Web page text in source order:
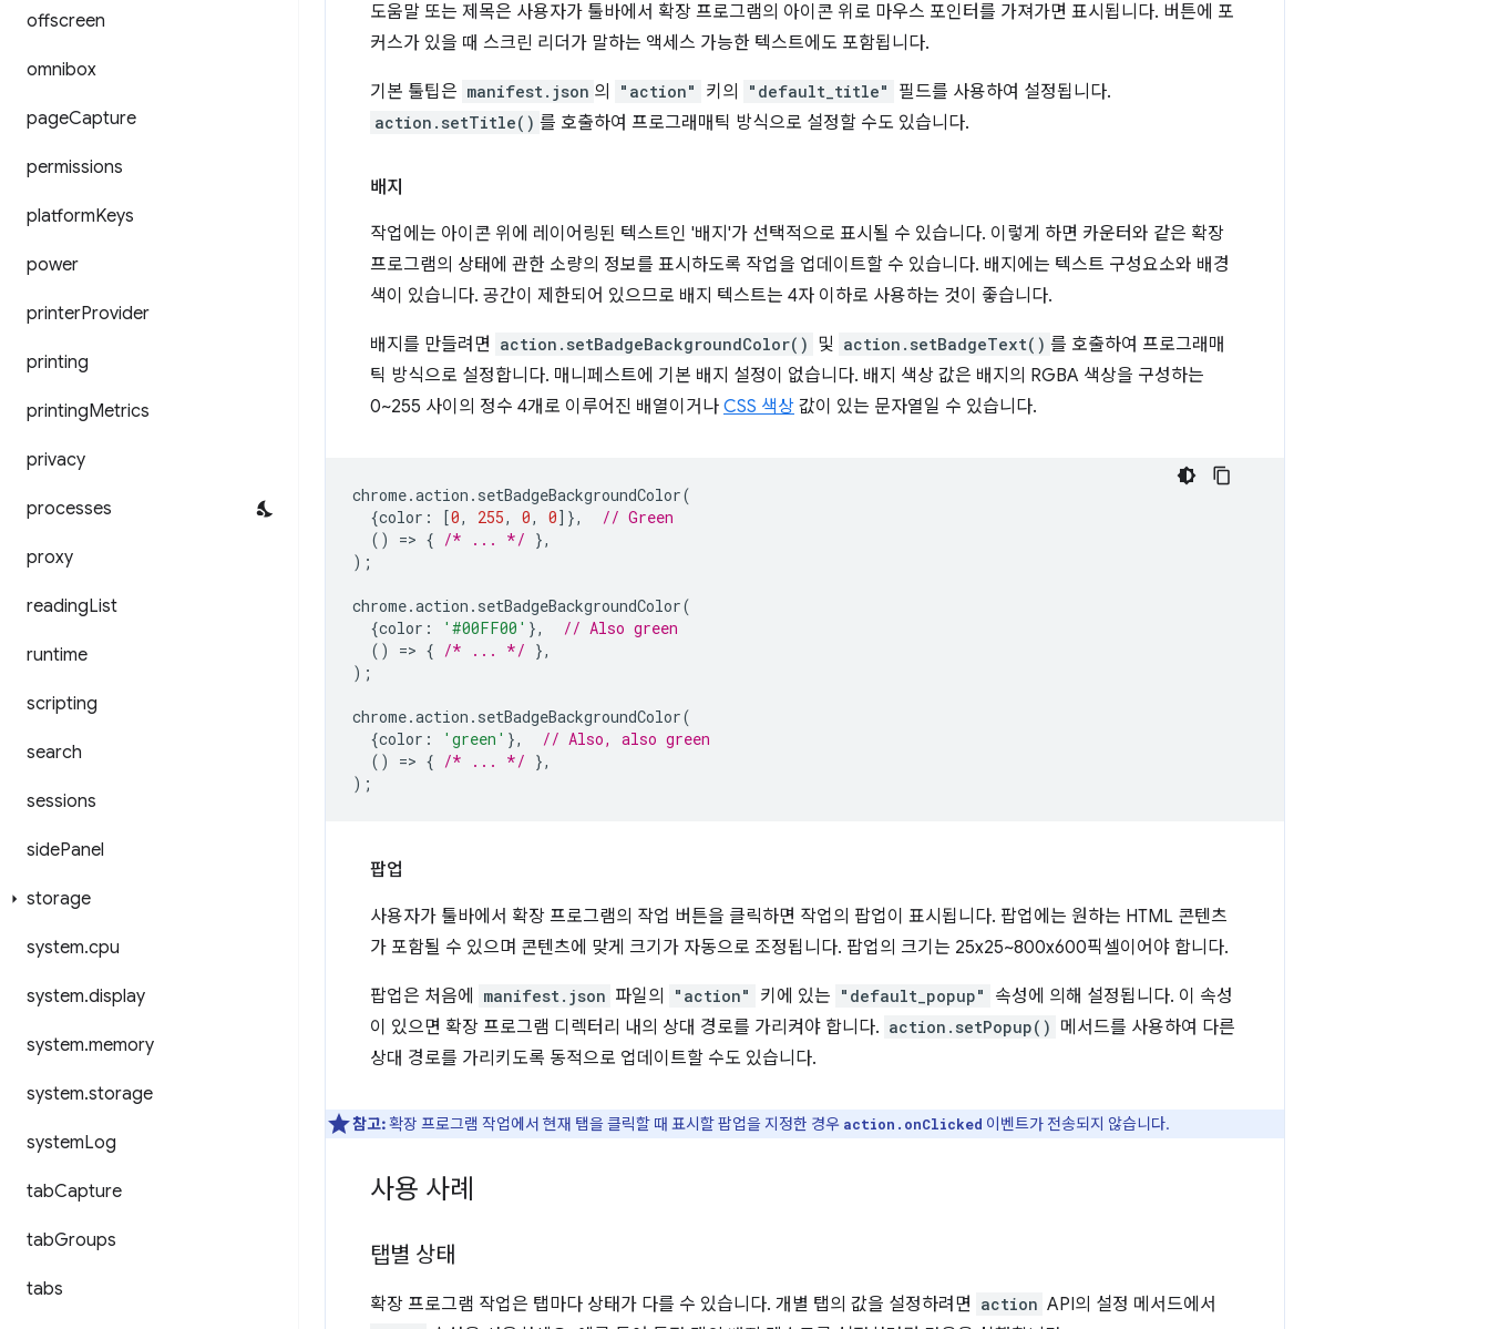
offscreen
omnibox
pageCapture
permissions
platformKeys
power
printerProvider
printing
printingMetrics
privacy
processes
proxy
readingList
runtime
scripting
search
sessions
sidePanel
storage
system.cpu
system.display
system.memory
system.storage
systemLog
tabCapture
tabGroups
tabs
도움말 또는 제목은 사용자가 툴바에서 확장 프로그램의 아이콘 위로 마우스 포인터를 가져가면 표시됩니다. 버튼에 포
커스가 있을 때 스크린 리더가 말하는 액세스 가능한 텍스트에도 포함됩니다.
기본 툴팁은 manifest.json 의 "action" 키의 "default_title" 필드를 사용하여 설정됩니다.
action.setTitle() 를 호출하여 프로그래매틱 방식으로 설정할 수도 있습니다.
배지
작업에는 아이콘 위에 레이어링된 텍스트인 '배지'가 선택적으로 표시될 수 있습니다. 이렇게 하면 카운터와 같은 확장
프로그램의 상태에 관한 소량의 정보를 표시하도록 작업을 업데이트할 수 있습니다. 배지에는 텍스트 구성요소와 배경
색이 있습니다. 공간이 제한되어 있으므로 배지 텍스트는 4자 이하로 사용하는 것이 좋습니다.
배지를 만들려면 action.setBadgeBackgroundColor() 및 action.setBadgeText() 를 호출하여 프로그래매
틱 방식으로 설정합니다. 매니페스트에 기본 배지 설정이 없습니다. 배지 색상 값은 배지의 RGBA 색상을 구성하는
0~255 사이의 정수 4개로 이루어진 배열이거나 CSS 색상 값이 있는 문자열일 수 있습니다.
chrome.action . setBadgeBackgroundColor(
{color : [0, 255, 0, 0]},
// Green
()
=> { /* ... */ },
);
chrome.action . setBadgeBackgroundColor(
{color : '#00FF00' },
// Also green
()
=> { /* ... */ },
);
chrome.action . setBadgeBackgroundColor(
{color : 'green' },
// Also, also green
()
=> { /* ... */ },
);
팝업
사용자가 툴바에서 확장 프로그램의 작업 버튼을 클릭하면 작업의 팝업이 표시됩니다. 팝업에는 원하는 HTML 콘텐츠
가 포함될 수 있으며 콘텐츠에 맞게 크기가 자동으로 조정됩니다. 팝업의 크기는 25x25~800x600픽셀이어야 합니다.
팝업은 처음에 manifest.json 파일의 "action" 키에 있는 "default_popup"
속성에 의해 설정됩니다. 이 속성
이 있으면 확장 프로그램 디렉터리 내의 상대 경로를 가리켜야 합니다. action.setPopup() 메서드를 사용하여 다른
상대 경로를 가리키도록 동적으로 업데이트할 수도 있습니다.
참고:확장 프로그램 작업에서 현재 탭을 클릭할 때 표시할 팝업을 지정한 경우 action.onClicked 이벤트가 전송되지 않습니다.
사용 사례
탭별 상태
확장 프로그램 작업은 탭마다 상태가 다를 수 있습니다. 개별 탭의 값을 설정하려면 action API의 설정 메서드에서